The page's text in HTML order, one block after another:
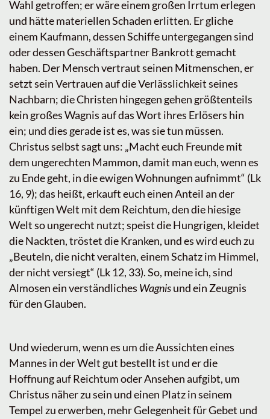
Wahl getroffen; er wäre einem großen Irrtum erlegen
und hätte materiellen Schaden erlitten. Er gliche
einem Kaufmann, dessen Schiffe untergegangen sind
oder dessen Geschäftspartner Bankrott gemacht
haben. Der Mensch vertraut seinen Mitmenschen, er
setzt sein Vertrauen auf die Verlässlichkeit seines
Nachbarn; die Christen hingegen gehen größtenteils
kein großes Wagnis auf das Wort ihres Erlösers hin
ein; und dies gerade ist es, was sie tun müssen.
Christus selbst sagt uns: „Macht euch Freunde mit
dem ungerechten Mammon, damit man euch, wenn es
zu Ende geht, in die ewigen Wohnungen aufnimmt“ (Lk
16, 9); das heißt, erkauft euch einen Anteil an der
künftigen Welt mit dem Reichtum, den die hiesige
Welt so ungerecht nutzt; speist die Hungrigen, kleidet
die Nackten, tröstet die Kranken, und es wird euch zu
„Beuteln, die nicht veralten, einem Schatz im Himmel,
der nicht versiegt“ (Lk 12, 33). So, meine ich, sind
Almosen ein verständliches Wagnisund ein Zeugnis
für den Glauben.
Und wiederum, wenn es um die Aussichten eines
Mannes in der Welt gut bestellt ist und er die
Hoffnung auf Reichtum oder Ansehen aufgibt, um
Christus näher zu sein und einen Platz in seinem
Tempel zu erwerben, mehr Gelegenheit für Gebet und